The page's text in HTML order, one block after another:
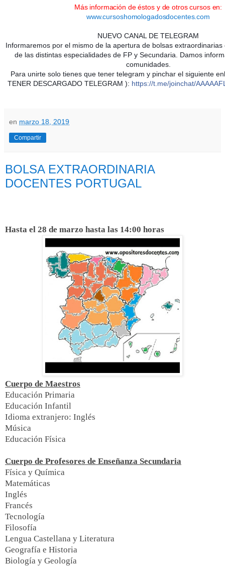
Más información de éstos y de otros cursos en:
www.cursoshomologadosdocentes.com
NUEVO CANAL DE TELEGRAM
Informaremos por el mismo de la apertura de bolsas
de las distintas especialidades de FP y Secundaria. Damos
comunidades.
Para unirte solo tienes que tener telegram y pinchar el siguiente
TENER DESCARGADO TELEGRAM ): https://t.me/joinchat/
en marzo 18, 2019
Compartir
BOLSA EXTRAORDINARIA
DOCENTES PORTUGAL
Hasta el 28 de marzo hasta las 14:00 horas
Cuerpo de Maestros
Educación Primaria
Educación Infantil
Idioma extranjero: Inglés
Música
Educación Física
Cuerpo de Profesores de Enseñanza Secundaria
Física y Química
Matemáticas
Inglés
Francés
Tecnología
Filosofía
Lengua Castellana y Literatura
Geografía e Historia
Biología y Geología